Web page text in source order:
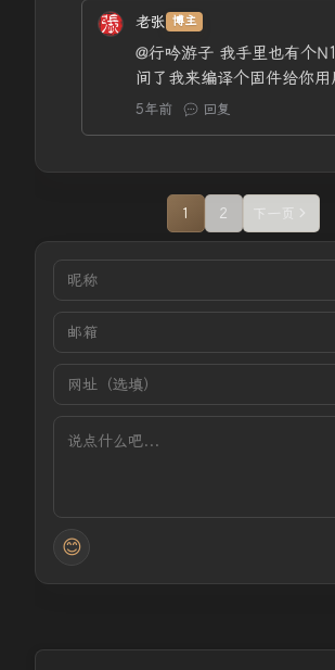
老张 博主
@行吟游子 我手里也有个
间了我来编译个固件给你用
5年前 回复
1 2 下一页
😊